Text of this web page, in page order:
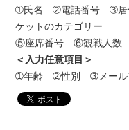
➀氏名 ➁電話番号 ➂居
ケットのカテゴリー
⑤座席番号 ⑥観戦人数
＜入力任意項目＞
➀年齢 ➁性別 ➂メール